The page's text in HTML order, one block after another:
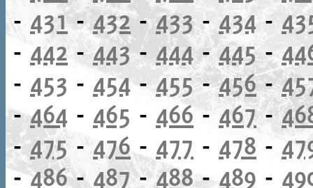
- 431-432-433- 434-
- 442 -443- 444-445-
- 453 - 454-455-456-
-464 - 465 - 466- 467-
-475-476- 477 - 478 -
-486-487-488-489 -